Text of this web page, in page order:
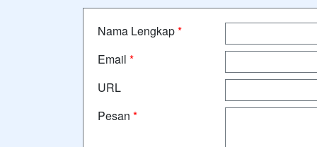
Nama Lengkap*
Email *
URL
Pesan *